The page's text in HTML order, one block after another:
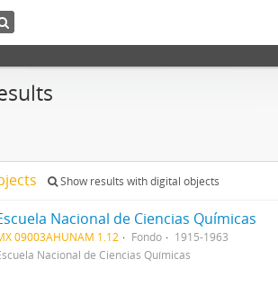
Show results with digital objects
Nacional de Ciencias Químicas
09003AHUNAM 1.12 Fondo
1915-1963
Nacional de Ciencias Químicas